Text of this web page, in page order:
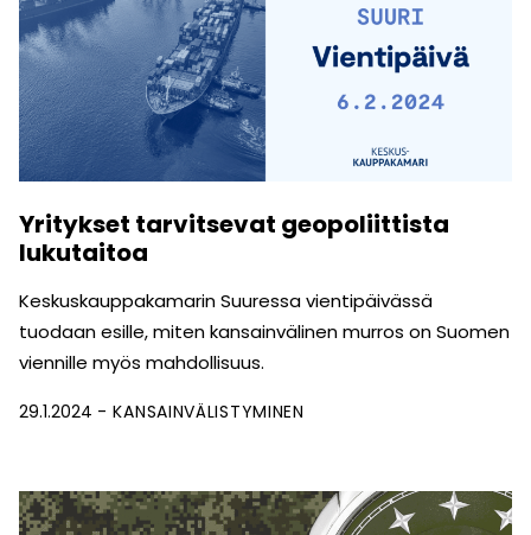
Yritykset tarvitsevat geopoliittista
lukutaitoa
Keskuskauppakamarin Suuressa vientipäivässä
tuodaan esille, miten kansainvälinen murros on Suomen
viennille myös mahdollisuus.
29.1.2024 KANSAINVÄLISTYMINEN